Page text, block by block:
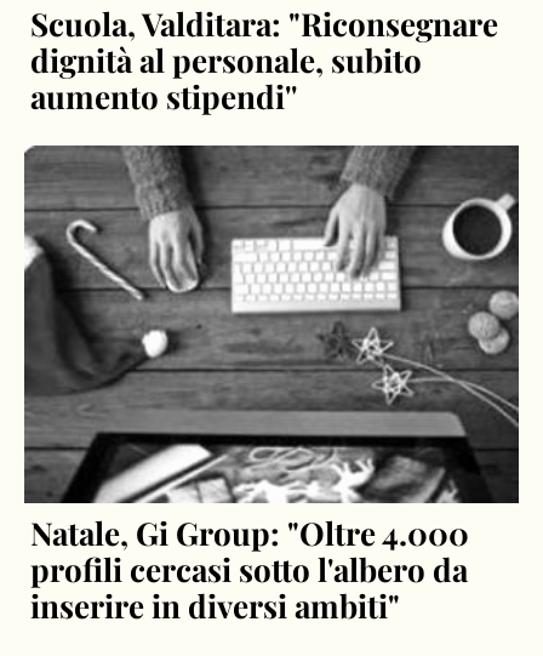
Scuola, Valditara: "Riconsegnare
dignità al personale, subito
aumento stipendi''
Natale, Gi Group: "Oltre 4.000
profili cercasi sotto l'albero da
inserire in diversi ambiti"